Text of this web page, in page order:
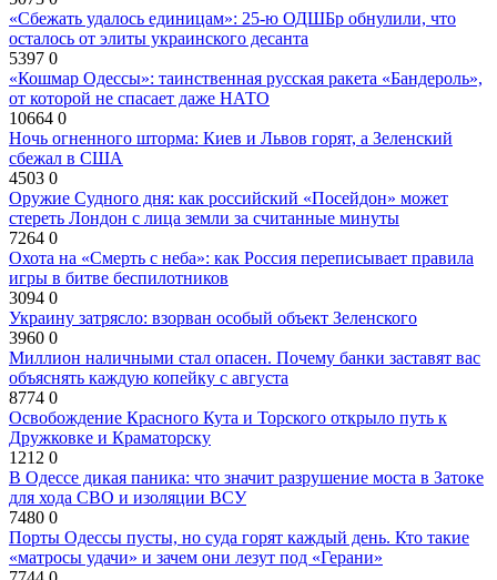
«Сбежать удалось единицам»: 25-ю ОДШБр обнулили, что
осталось от элиты украинского десанта
5397 0
«Кошмар Одессы»: таинственная русская ракета «Бандероль»,
от которой не спасает даже НАТО
10664 0
Ночь огненного шторма: Киев и Львов горят, а Зеленский
сбежал в США
4503 0
Оружие Судного дня: как российский «Посейдон» может
стереть Лондон с лица земли за считанные минуты
7264 0
Охота на «Смерть с неба»: как Россия переписывает правила
игры в битве беспилотников
3094 0
Украину затрясло: взорван особый объект Зеленского
3960 0
Миллион наличными стал опасен. Почему банки заставят вас
объяснять каждую копейку с августа
8774 0
Освобождение Красного Кута и Торского открыло путь к
Дружковке и Краматорску
1212 0
В Одессе дикая паника: что значит разрушение моста в Затоке
для хода СВО и изоляции ВСУ
7480 0
Порты Одессы пусты, но суда горят каждый день. Кто такие
«матросы удачи» и зачем они лезут под «Герани»